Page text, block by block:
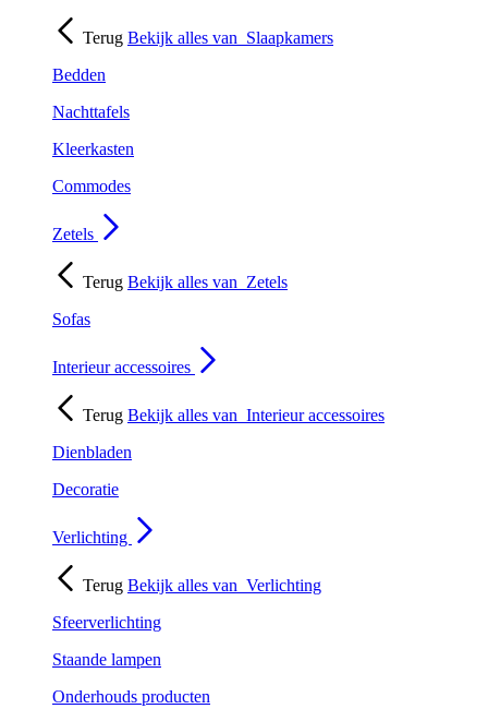
Terug Bekijk alles van Slaapkamers
Bedden
Nachttafels
Kleerkasten
Commodes
Zetels
Terug Bekijk alles van Zetels
Sofas
Interieur accessoires
Terug Bekijk alles van Interieur accessoires
Dienbladen
Decoratie
Verlichting
Terug Bekijk alles van Verlichting
Sfeerverlichting
Staande lampen
Onderhouds producten